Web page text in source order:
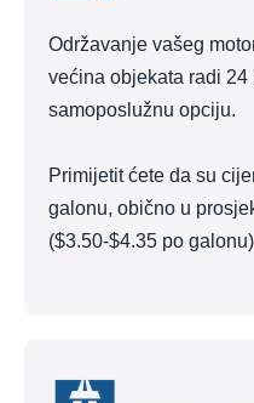
Održavanje vašeg
većina objekata radi 24
samoposlužnu opciju.
Primijetit ćete da su
galonu, obično u
($3.50-$4.35 po